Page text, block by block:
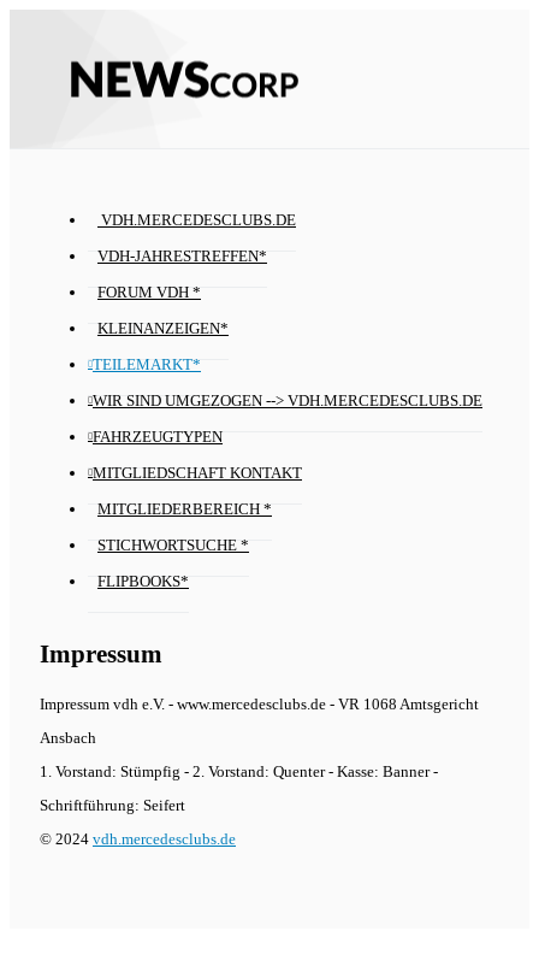
VDH.MERCEDESCLUBS.DE
VDH-JAHRESTREFFEN*
FORUM VDH *
KLEINANZEIGEN*
TEILEMARKT*
WIR SIND UMGEZOGEN --> VDH.MERCEDESCLUBS.DE
FAHRZEUGTYPEN
MITGLIEDSCHAFT KONTAKT
MITGLIEDERBEREICH *
STICHWORTSUCHE *
FLIPBOOKS*
Impressum
Impressum vdh e.V. - www.mercedesclubs.de - VR 1068 Amtsgericht
Ansbach
1. Vorstand: Stümpfig - 2. Vorstand: Quenter - Kasse: Banner -
Schriftführung: Seifert
© 2024 vdh.mercedesclubs.de